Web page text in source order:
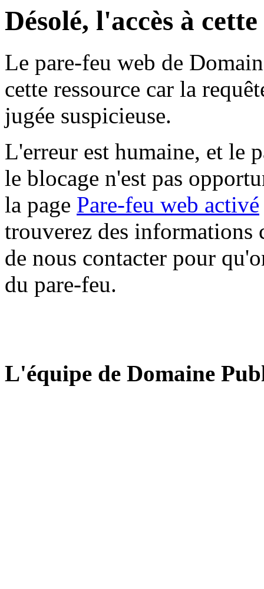
Désolé, l'accès à
Le pare-feu web de
cette ressource car la
jugée suspicieuse.
L'erreur est humaine, et le
le blocage n'est pas
la page Pare-feu web activé
trouverez des informations
de nous contacter pour
du pare-feu.
L'équipe de Domaine